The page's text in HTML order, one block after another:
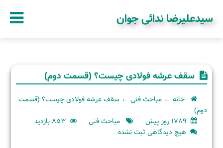
سیدعلیرضا ندائی جوان
سقف عرشه فولادی چیست؟ (قسمت دوم)
خانه ← مباحث فنی ← سقف عرشه فولادی چیست؟ (قسمت
دوم)
1789 روز پیش
مباحث فنی
853 بازدید
هیچ دیدگاهی برای
ثبت نشده